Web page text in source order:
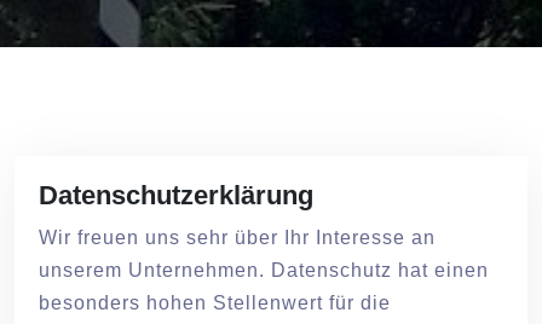
Datenschutzerklärung
Wir freuen uns sehr über Ihr Interesse an
unserem Unternehmen. Datenschutz hat einen
besonders hohen Stellenwert für die